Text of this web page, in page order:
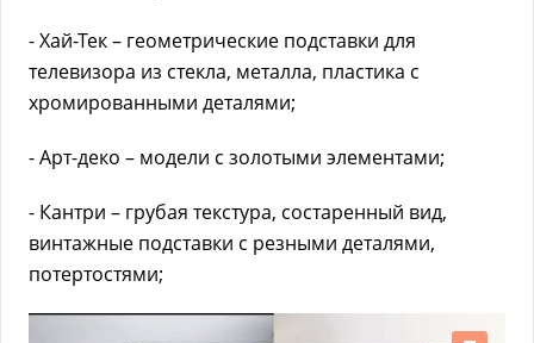
- Хай-Тек – геометрические подставки для
телевизора из стекла, металла, пластика с
хромированными деталями;
- Арт-деко – модели с золотыми элементами;
- Кантри – грубая текстура, состаренный вид,
винтажные подставки с резными деталями,
потертостями;